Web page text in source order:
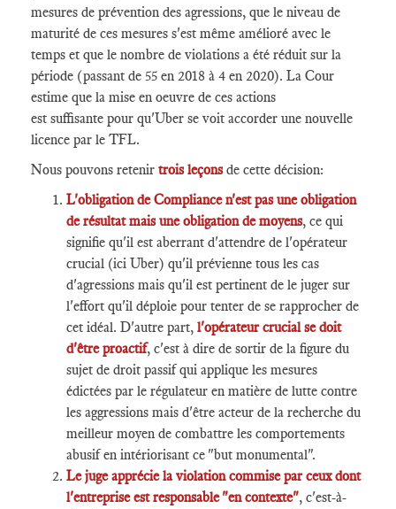
mesures de prévention des agressions, que le niveau de
maturité de ces mesures s'est même amélioré avec le
temps et que le nombre de violations a été réduit sur la
période (passant de 55 en 2018 à 4 en 2020). La Cour
estime que la mise en oeuvre de ces actions
est suffisante pour qu'Uber se voit accorder une nouvelle
licence par le TFL.
Nous pouvons retenir trois leçonsde cette décision:
L'obligation de Compliance n'est pas une obligation
de résultat mais une obligation de moyens, ce qui
signifie qu'il est aberrant d'attendre de l'opérateur
crucial (ici Uber) qu'il prévienne tous les cas
d'agressions mais qu'il est pertinent de le juger sur
l'effort qu'il déploie pour tenter de se rapprocher de
cet idéal. D'autre part, l'opérateur crucial se doit
d'être proactif, c'est à dire de sortir de la figure du
sujet de droit passif qui applique les mesures
édictées par le régulateur en matière de lutte contre
les aggressions mais d'être acteur de la recherche du
meilleur moyen de combattre les comportements
abusif en intériorisant ce "but monumental".
Le juge apprécie la violation commise par ceux dont
l'entreprise est responsable "en contexte", c'est-à-